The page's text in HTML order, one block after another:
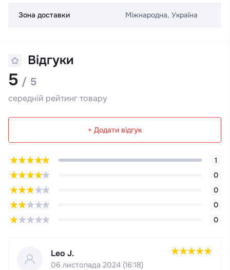
Зона доставки Міжнародна, Україна
Відгуки
5 / 5
середній рейтинг товару
+ Додати відгук
1
0
0
0
0
Leo J.
06 листопада 2024 (16:18)